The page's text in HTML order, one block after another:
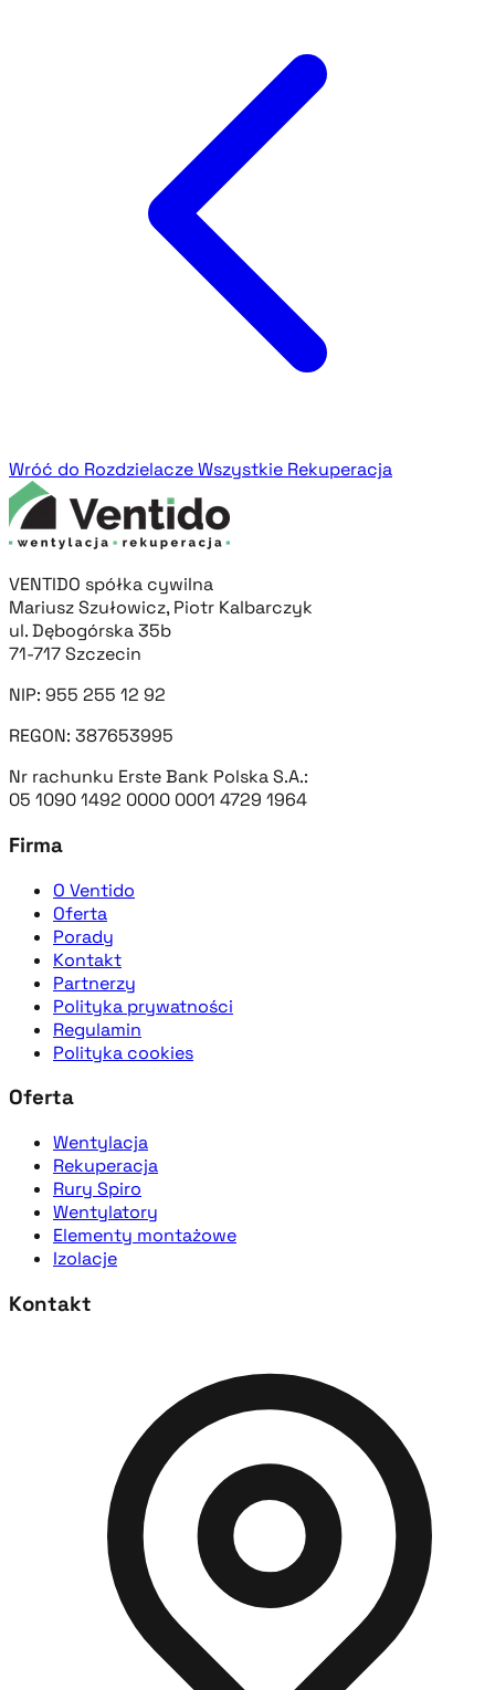
Wróć do RozdzielaczeWszystkie Rekuperacja
VENTIDO spółka cywilna
Mariusz Szułowicz, Piotr Kalbarczyk
ul. Dębogórska 35b
71-717 Szczecin
NIP: 955 255 12 92
REGON: 387653995
Nr rachunku Erste Bank Polska S.A.:
05 1090 1492 0000 0001 4729 1964
Firma
O Ventido
Oferta
Porady
Kontakt
Partnerzy
Polityka prywatności
Regulamin
Polityka cookies
Oferta
Wentylacja
Rekuperacja
Rury Spiro
Wentylatory
Elementy montażowe
Izolacje
Kontakt